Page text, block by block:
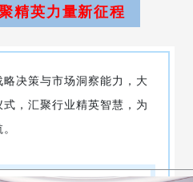
量新征程
决策与市场洞察能力，大
，汇聚行业精英智慧，为